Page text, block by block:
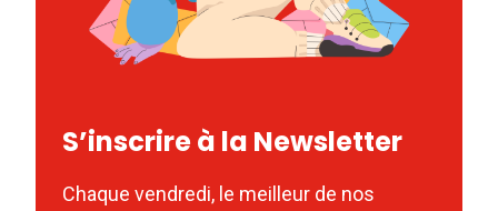
S’inscrire à la Newsletter
Chaque vendredi, le meilleur de nos